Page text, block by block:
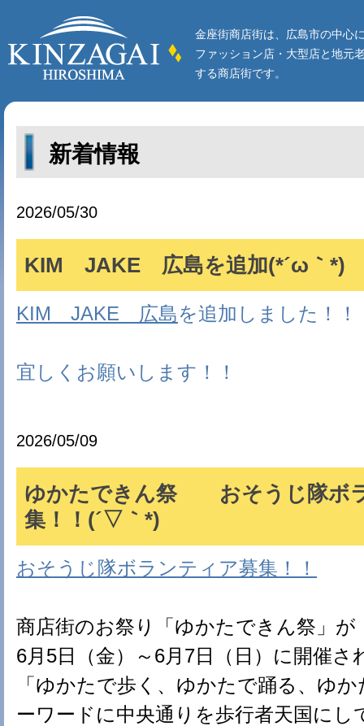
金座街商店街は、広島市の中心
ファッション店・大型店と地元
する商店街です。
新着情報
2026/05/30
KIM JAKE 広島を追加(*´ω｀*)
KIM JAKE 広島を追加しました！！
宜しくお願いします！！
2026/05/09
ゆかたできん祭 おそうじ隊ボ
集！！(´▽｀*)
おそうじ隊ボランティア募集！！
商店街のお祭り「ゆかたできん祭」が
6月5日（金）～6月7日（日）に開催さ
「ゆかたで歩く、ゆかたで踊る、ゆ
ーワードに中央通りを歩行者天国にし